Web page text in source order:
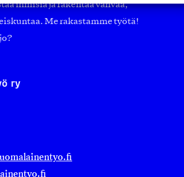
ihmisiä ja rakentaa vahvaa,
Me rakastamme työtä!
ry